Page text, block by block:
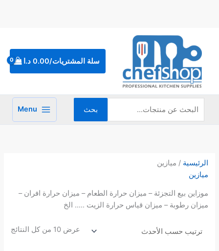
سلة المشتريات/0.00 د.ا
عن:
بحث Menu
الرئيسية / ميازين
ميازين
موزاين بيع التجزئة – ميزان حرارة الطعام – ميزان حرارة افران –
ميزان رطوبة – ميزان قياس حرارة الزيت ….. الخ
عرض ⁦10⁩ من كل النتائج